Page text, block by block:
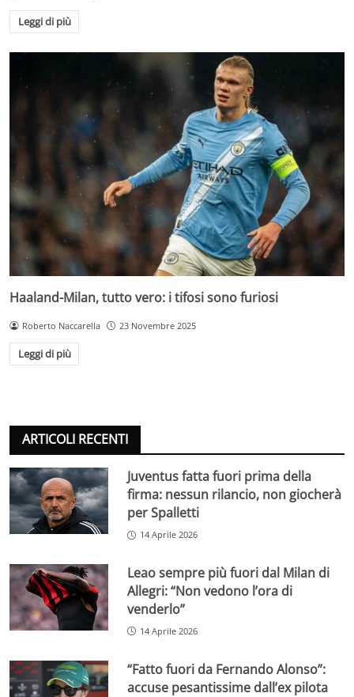
Leggi di più
Haaland-Milan, tutto vero: i tifosi sono furiosi
Roberto Naccarella 23 Novembre 2025
Leggi di più
ARTICOLI RECENTI
Juventus fatta fuori prima della
firma: nessun rilancio, non giocherà
per Spalletti
14 Aprile 2026
Leao sempre più fuori dal Milan di
Allegri: “Non vedono l’ora di
venderlo”
14 Aprile 2026
“Fatto fuori da Fernando Alonso”:
accuse pesantissime dall’ex pilota